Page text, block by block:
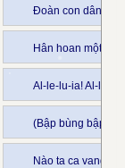
Đoàn con dâng
Hân hoan một
Al-le-lu-ia! Al-le-
(Bập bùng bập
Nào ta ca vang